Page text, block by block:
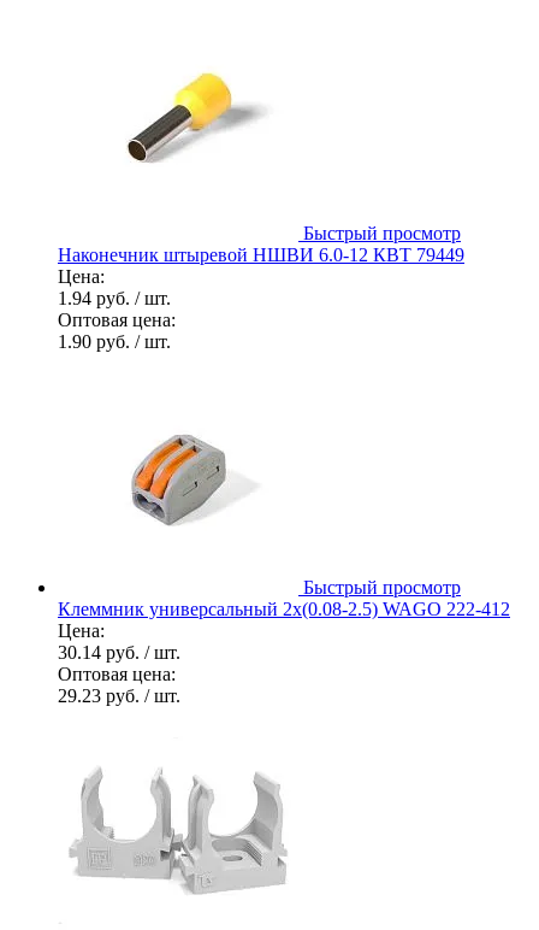
Быстрый просмотр
Наконечник штыревой НШВИ 6.0-12 КВТ 79449
Цена:
1.94 руб. / шт.
Оптовая цена:
1.90 руб. / шт.
Быстрый просмотр
Клеммник универсальный 2х(0.08-2.5) WAGO 222-412
Цена:
30.14 руб. / шт.
Оптовая цена:
29.23 руб. / шт.